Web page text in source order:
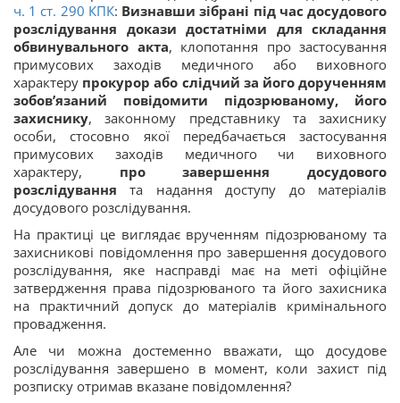
ч. 1 ст. 290 КПК: Визнавши зібрані під час досудового
розслідування докази достатніми для складання
обвинувального акта, клопотання про застосування
примусових заходів медичного або виховного
характеру прокурор або слідчий за його дорученням
зобов’язаний повідомити підозрюваному, його
захиснику, законному представнику та захиснику
особи, стосовно якої передбачається застосування
примусових заходів медичного чи виховного
характеру, про завершення досудового
розслідування та надання доступу до матеріалів
досудового розслідування.
На практиці це виглядає врученням підозрюваному та
захисникові повідомлення про завершення досудового
розслідування, яке насправді має на меті офіційне
затвердження права підозрюваного та його захисника
на практичний допуск до матеріалів кримінального
провадження.
Але чи можна достеменно вважати, що досудове
розслідування завершено в момент, коли захист під
розписку отримав вказане повідомлення?